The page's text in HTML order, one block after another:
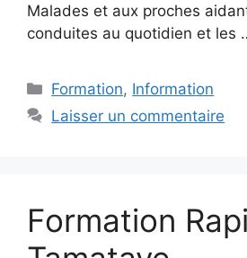
Malades et aux proches
conduites au quotidien et les
Catégories
Formation, Information
Laisser un commentaire
Formation